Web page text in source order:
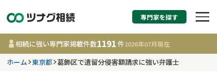
相続税申告・相続手
す
専門家を探す
相続に強い専門家掲載件数1191 件2026年07月現在
ホーム 東京都 葛飾区で遺留分侵害額請求に強い弁護士